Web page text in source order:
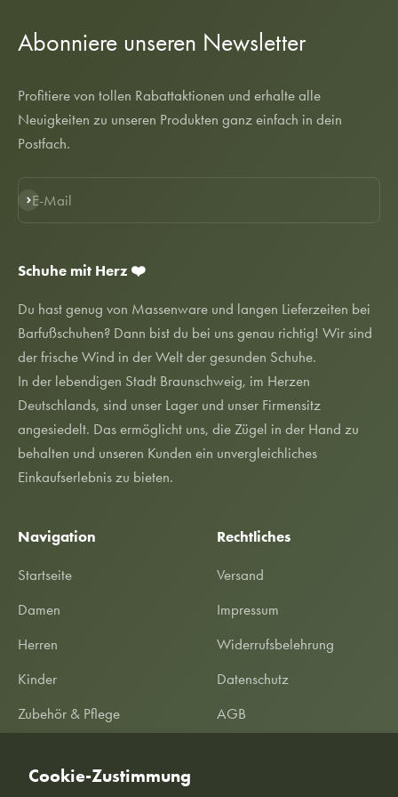
Cookie-Zustimmung
Abonniere unseren Newsletter
Profitiere von tollen Rabattaktionen und erhalte alle
Neuigkeiten zu unseren Produkten ganz einfach in dein
Postfach.
E-Mail
Abonnieren
Schuhe mit Herz ❤️
Du hast genug von Massenware und langen Lieferzeiten bei
Barfußschuhen? Dann bist du bei uns genau richtig! Wir sind
der frische Wind in der Welt der gesunden Schuhe.
In der lebendigen Stadt Braunschweig, im Herzen
Deutschlands, sind unser Lager und unser Firmensitz
angesiedelt. Das ermöglicht uns, die Zügel in der Hand zu
behalten und unseren Kunden ein unvergleichliches
Einkaufserlebnis zu bieten.
Navigation
Startseite
Damen
Herren
Kinder
Zubehör & Pflege
Informationen
Rechtliches
Versand
Impressum
Widerrufsbelehrung
Datenschutz
AGB